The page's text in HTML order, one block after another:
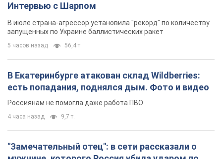
Интервью с Шарпом
В июле страна-агрессор установила "рекорд" по количеству
запущенных по Украине баллистических ракет
5 часов назад 56,4 т.
В Екатеринбурге атакован склад Wildberries:
есть попадания, поднялся дым. Фото и видео
Россиянам не помогла даже работа ПВО
4 часа назад 9,7 т.
"Замечательный отец": в сети рассказали о